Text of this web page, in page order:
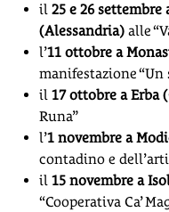
il 25 e 26 settembre
(Alessandria) alle
l’11 ottobre a
manifestazione “Un
il 17 ottobre a Erba
Runa”
l’1 novembre a
contadino e
il 15 novembre a
“Cooperativa Ca’